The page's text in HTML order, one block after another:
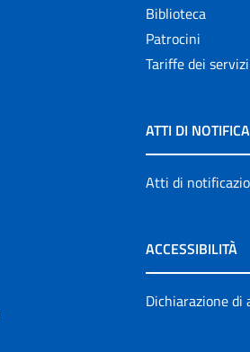
Biblioteca
Patrocini
Tariffe dei
ATTI DI NOTIFICA
Atti di
ACCESSIBILITÀ
Dichiarazione di